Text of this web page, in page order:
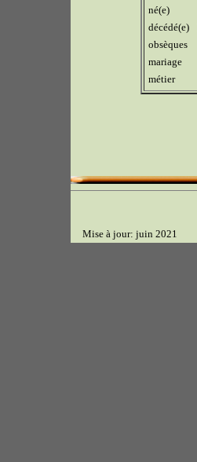
né(e)
décédé(e)
obsèques
mariage
métier
Mise à jour: juin 2021